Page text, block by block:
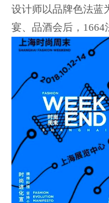
设计师以品牌色法蓝
宴、品酒会后，1664